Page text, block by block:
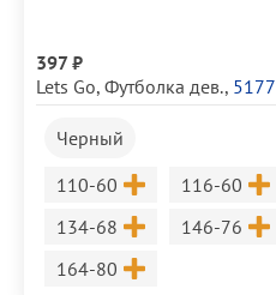
397 ₽
Lets Go, Футболка дев., 5177
Черный
Размер
110-60 Размер
116-60
Размер
134-68 Размер
146-76
Размер
164-80